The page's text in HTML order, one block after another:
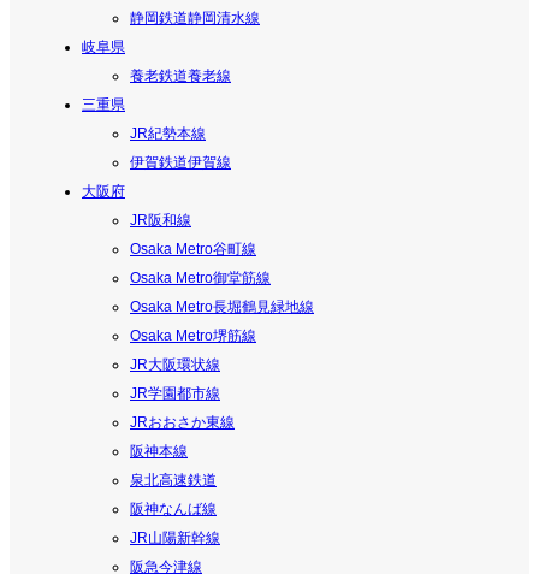
静岡鉄道静岡清水線
岐阜県
養老鉄道養老線
三重県
JR紀勢本線
伊賀鉄道伊賀線
大阪府
JR阪和線
Osaka Metro谷町線
Osaka Metro御堂筋線
Osaka Metro長堀鶴見緑地線
Osaka Metro堺筋線
JR大阪環状線
JR学園都市線
JRおおさか東線
阪神本線
泉北高速鉄道
阪神なんば線
JR山陽新幹線
阪急今津線